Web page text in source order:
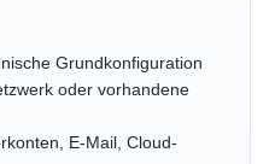
Grundkonfiguration
oder vorhandene
E-Mail, Cloud-